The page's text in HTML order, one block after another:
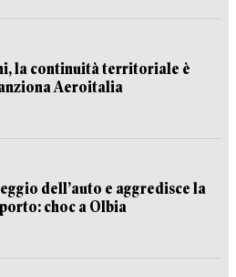
la continuità territoriale è
Aeroitalia
dell’auto e aggredisce la
choc a Olbia